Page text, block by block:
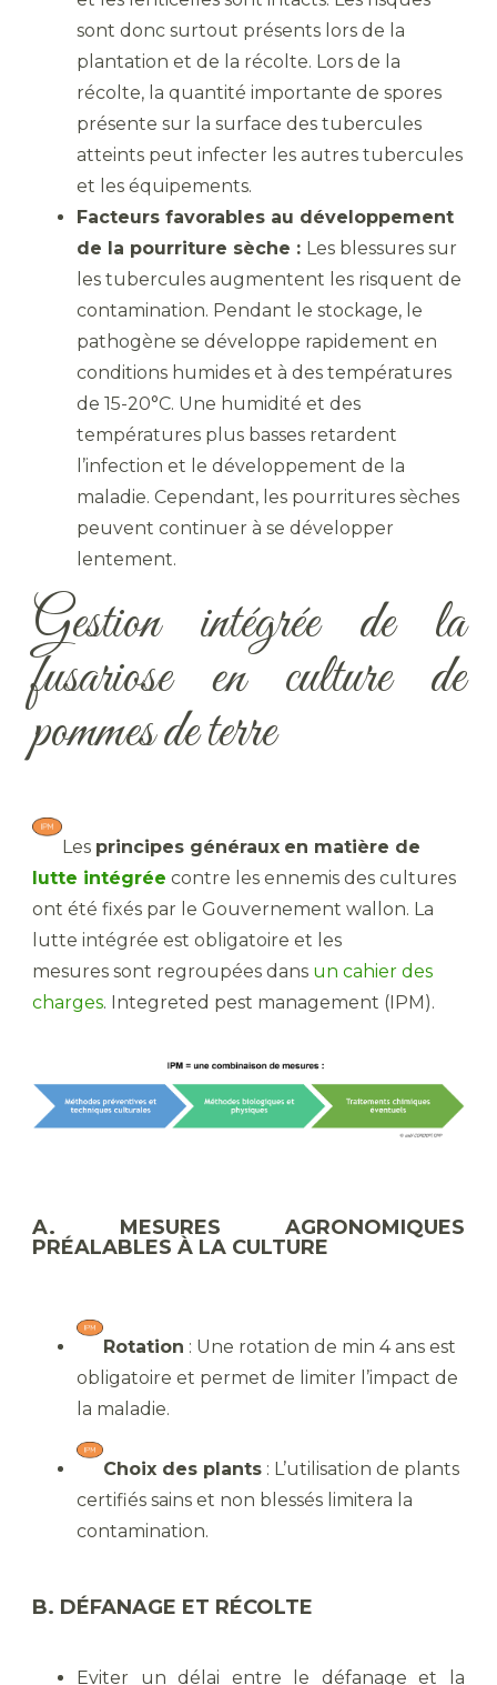
sont donc surtout présents lors de la
plantation et de la récolte. Lors de la
récolte, la quantité importante de spores
présente sur la surface des tubercules
atteints peut infecter les autres tubercules
et les équipements.
Facteurs favorables au développement
de la pourriture sèche : Les blessures sur
les tubercules augmentent les risquent de
contamination. Pendant le stockage, le
pathogène se développe rapidement en
conditions humides et à des températures
de 15-20°C. Une humidité et des
températures plus basses retardent
l’infection et le développement de la
maladie. Cependant, les pourritures sèches
peuvent continuer à se développer
lentement.
Gestion intégrée de la
fusariose en culture de
pommes de terre
Les principes généraux en matière de
lutte intégrée contre les ennemis des cultures
ont été fixés par le Gouvernement wallon. La
lutte intégrée est obligatoire et les
mesures sont regroupées dans un cahier des
charges. Integreted pest management (IPM).
A. MESURES AGRONOMIQUES
PRÉALABLES À LA CULTURE
Rotation : Une rotation de min 4 ans est
obligatoire et permet de limiter l’impact de
la maladie.
Choix des plants : L’utilisation de plants
certifiés sains et non blessés limitera la
contamination.
B. DÉFANAGE ET RÉCOLTE
Eviter un délai entre le défanage et la